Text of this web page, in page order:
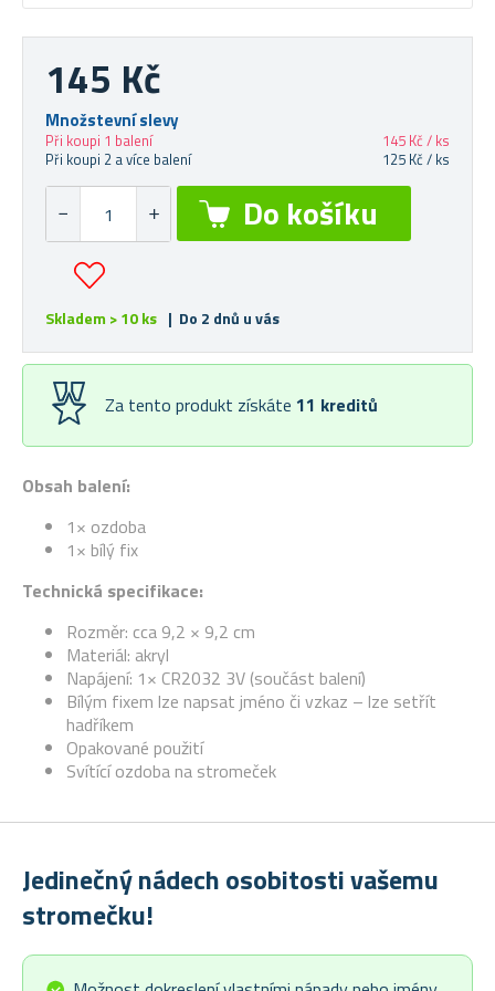
Obsah balení:
1× ozdoba
1× bílý fix
Technická specifikace:
Rozměr: cca 9,2 × 9,2 cm
Materiál: akryl
Napájení: 1× CR2032 3V (součást balení)
Bílým fixem lze napsat jméno či vzkaz – lze setřít
hadříkem
Opakované použití
Svítící ozdoba na stromeček
145 Kč
Množstevní slevy
Při koupi 1 balení
145 Kč / ks
Při koupi 2 a více balení
125 Kč / ks
Skladem > 10 ks | Do 2 dnů u vás
Za tento produkt získáte 11 kreditů
Jedinečný nádech osobitosti vašemu
stromečku!